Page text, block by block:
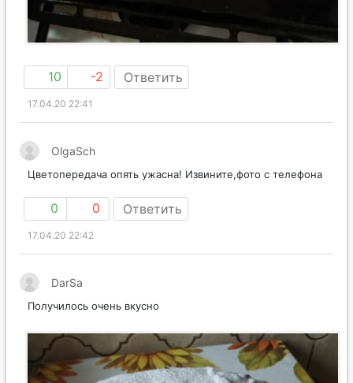
10 -2 Ответить
17.04.20 22:41
OlgaSch
Цветопередача опять ужасна! Извините,фото с телефона
0 0 Ответить
17.04.20 22:42
DarSa
Получилось очень вкусно